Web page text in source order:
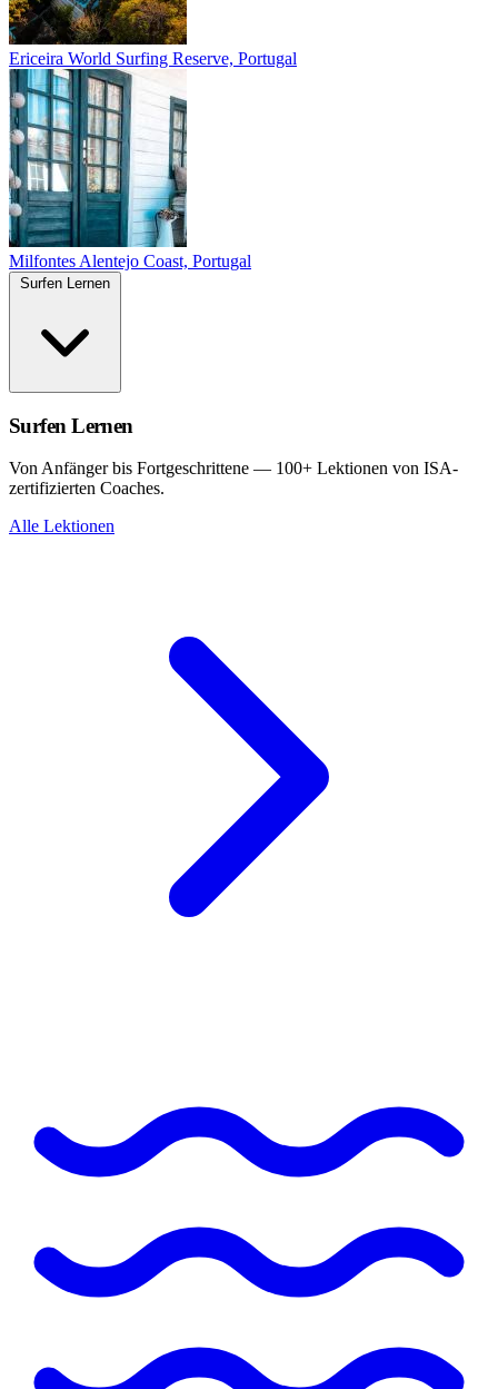
Ericeira World Surfing Reserve, Portugal
Milfontes Alentejo Coast, Portugal
Surfen Lernen
Von Anfänger bis Fortgeschrittene — 100+ Lektionen von ISA-
zertifizierten Coaches.
Alle Lektionen